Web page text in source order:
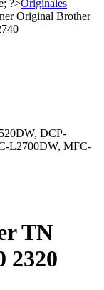
Originales
Original Brother
DCP-
L2700DW, MFC-
TN
2320